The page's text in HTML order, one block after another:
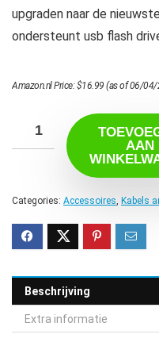
upgraden naar de
ondersteunt usb flash
Amazon.nl Price:$16.99 (as of 06/04/
AAN
Categories: Accessoires Kabels
Beschrijving
Extra informatie